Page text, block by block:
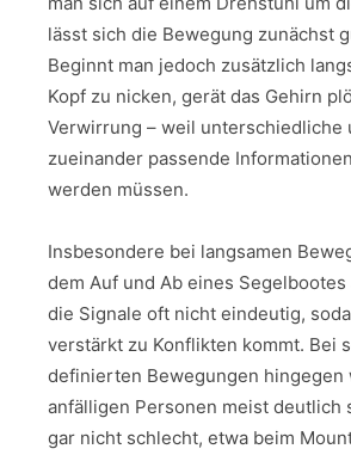
lässt sich die Bewegung zunächst
Beginnt man jedoch zusätzlich
Kopf zu nicken, gerät das Gehirn
Verwirrung – weil unterschiedliche
zueinander passende
werden müssen.
Insbesondere bei langsamen
dem Auf und Ab eines Segelbootes
die Signale oft nicht eindeutig,
verstärkt zu Konflikten kommt. Bei
definierten Bewegungen hingegen
anfälligen Personen meist deutlich
gar nicht schlecht, etwa beim